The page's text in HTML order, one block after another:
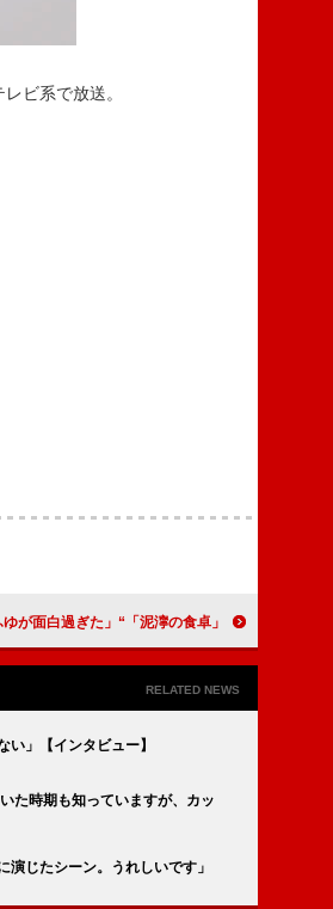
ビ系で放送。
「泥濘の食卓」“ちふゆ”原菜乃華の暴走が「ぶっ飛び過ぎていて好き」 「“深愛”齊藤京子VS.ちふゆが面白過ぎた」
RELATED NEWS
」【インタビュー】
た時期も知っていますが、カッ
じたシーン。うれしいです」